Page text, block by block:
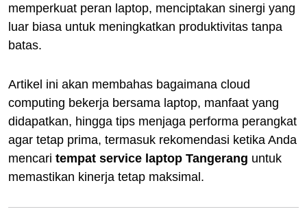
memperkuat peran laptop, menciptakan sinergi yang
luar biasa untuk meningkatkan produktivitas tanpa
batas.
Artikel ini akan membahas bagaimana cloud
computing bekerja bersama laptop, manfaat yang
didapatkan, hingga tips menjaga performa perangkat
agar tetap prima, termasuk rekomendasi ketika Anda
mencari tempat service laptop Tangerang untuk
memastikan kinerja tetap maksimal.